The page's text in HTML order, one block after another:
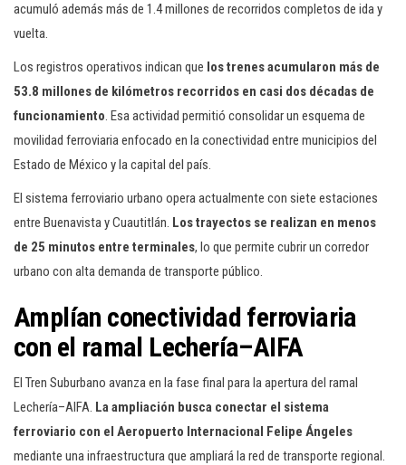
acumuló además más de 1.4 millones de recorridos completos de ida y
vuelta.
Los registros operativos indican que los trenes acumularon más de
53.8 millones de kilómetros recorridos en casi dos décadas de
funcionamiento. Esa actividad permitió consolidar un esquema de
movilidad ferroviaria enfocado en la conectividad entre municipios del
Estado de México y la capital del país.
El sistema ferroviario urbano opera actualmente con siete estaciones
entre Buenavista y Cuautitlán. Los trayectos se realizan en menos
de 25 minutos entre terminales, lo que permite cubrir un corredor
urbano con alta demanda de transporte público.
Amplían conectividad ferroviaria
con el ramal Lechería–AIFA
El Tren Suburbano avanza en la fase final para la apertura del ramal
Lechería–AIFA. La ampliación busca conectar el sistema
ferroviario con el Aeropuerto Internacional Felipe Ángeles
mediante una infraestructura que ampliará la red de transporte regional.